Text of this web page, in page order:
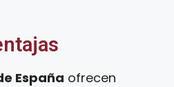
España ofrecen